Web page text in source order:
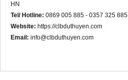
HN
Tel/ Hotline: 0869 005 885 - 0357 325 885
Website: https://clbduthuyen.com
Email: info@clbduthuyen.com